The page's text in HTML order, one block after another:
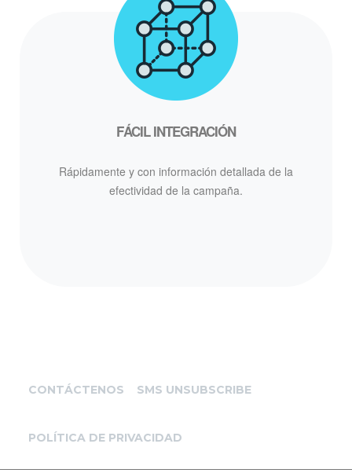
FÁCIL INTEGRACIÓN
Rápidamente y con información detallada de la
efectividad de la campaña.
CONTÁCTENOS SMS UNSUBSCRIBE
POLÍTICA DE PRIVACIDAD